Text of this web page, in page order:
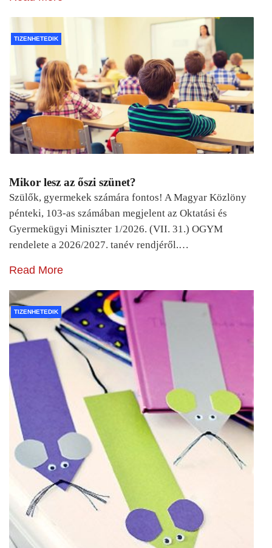
TIZENHETEDIK
Mikor lesz az őszi szünet?
Szülők, gyermekek számára fontos! A Magyar Közlöny
pénteki, 103-as számában megjelent az Oktatási és
Gyermekügyi Miniszter 1/2026. (VII. 31.) OGYM
rendelete a 2026/2027. tanév rendjéről.…
Read More
TIZENHETEDIK